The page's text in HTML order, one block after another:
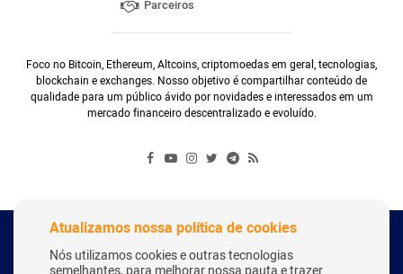
Parceiros
Foco no Bitcoin, Ethereum, Altcoins, criptomoedas em geral, tecnologias,
blockchain e exchanges. Nosso objetivo é compartilhar conteúdo de
qualidade para um público ávido por novidades e interessados em um
mercado financeiro descentralizado e evoluído.
Copyright Webitcoin 2018 - Todos os Direitos Reservados
Atualizamos nossa política de cookies
Nós utilizamos cookies e outras tecnologias